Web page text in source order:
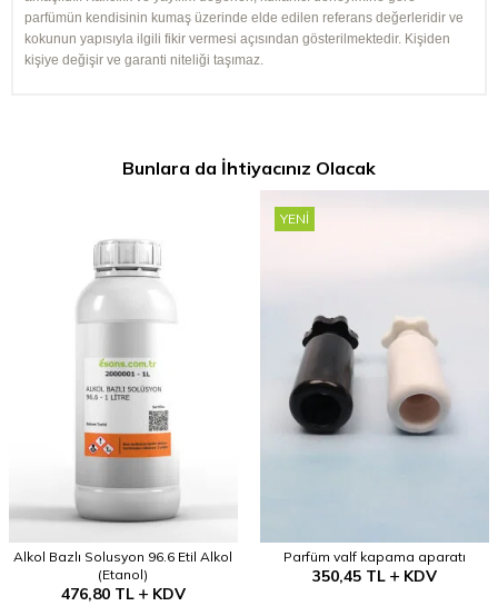
parfümün kendisinin kumaş üzerinde elde edilen referans değerleridir ve
kokunun yapısıyla ilgili fikir vermesi açısından gösterilmektedir. Kişiden
kişiye değişir ve garanti niteliği taşımaz.
Bunlara da İhtiyacınız Olacak
Alkol Bazlı Solusyon 96.6 Etil Alkol
(Etanol)
476,80TL KDV
YENI
Parfüm valf kapama aparatı
350,45 TL KDV